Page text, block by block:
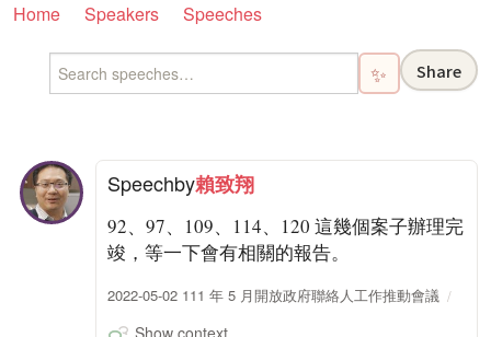
Home Speakers Speeches
✨ Share
Speechby賴致翔
92、97、109、114、120 這幾個案子辦理完
竣，等一下會有相關的報告。
2022-05-02 111 年 5 月開放政府聯絡人工作推動會議
Show context